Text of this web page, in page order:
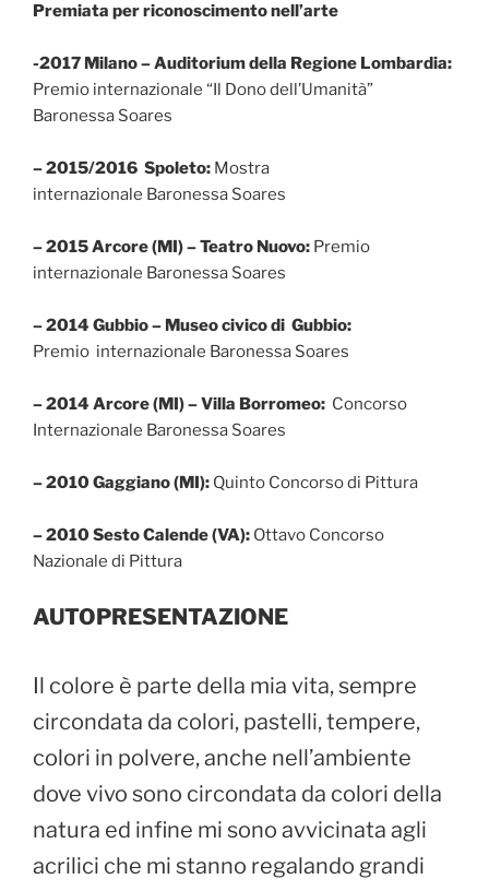
Premiata per riconoscimento nell’arte
-2017 Milano – Auditorium della Regione Lombardia:
Premio internazionale “Il Dono dell’Umanità”
Baronessa Soares
– 2015/2016 Spoleto: Mostra
internazionale Baronessa Soares
– 2015 Arcore (MI) – Teatro Nuovo: Premio
internazionale Baronessa Soares
– 2014 Gubbio – Museo civico di Gubbio:
Premio internazionale Baronessa Soares
– 2014 Arcore (MI) – Villa Borromeo: Concorso
Internazionale Baronessa Soares
– 2010 Gaggiano (MI): Quinto Concorso di Pittura
– 2010 Sesto Calende (VA): Ottavo Concorso
Nazionale di Pittura
AUTOPRESENTAZIONE
Il colore è parte della mia vita, sempre
circondata da colori, pastelli, tempere,
colori in polvere, anche nell’ambiente
dove vivo sono circondata da colori della
natura ed infine mi sono avvicinata agli
acrilici che mi stanno regalando grandi